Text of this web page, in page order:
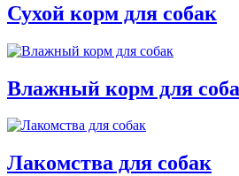
Сухой корм для собак
Влажный корм для
Лакомства для собак